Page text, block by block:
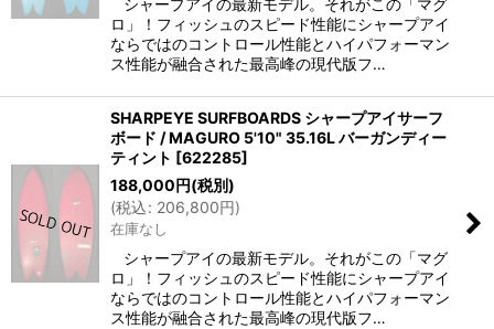
シャープアイの最新モデル。それがこの「マグ
ロ」！フィッシュのスピード性能にシャープアイ
ならではのコントロール性能とハイパフォーマン
ス性能が融合された最高峰の現代版フ…
SHARPEYE SURFBOARDS シャープアイサーフ
ボード / MAGURO 5'10" 35.16L バーガンディー
ティント [622285]
188,000円(税別)
(税込: 206,800円)
在庫なし
シャープアイの最新モデル。それがこの「マグ
ロ」！フィッシュのスピード性能にシャープアイ
ならではのコントロール性能とハイパフォーマン
ス性能が融合された最高峰の現代版フ…